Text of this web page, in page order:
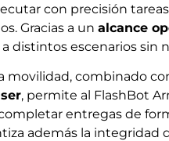
con precisión
Gracias a un alcance
distintos escenarios sin
movilidad, combinado
, permite al FlashBot
entregas de
además la integridad